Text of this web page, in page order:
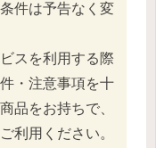
件は予告なく変
スを利用する際
・注意事項を十
品をお持ちで、
利用ください。